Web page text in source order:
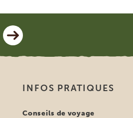
INFOS PRATIQUES
Conseils de voyage